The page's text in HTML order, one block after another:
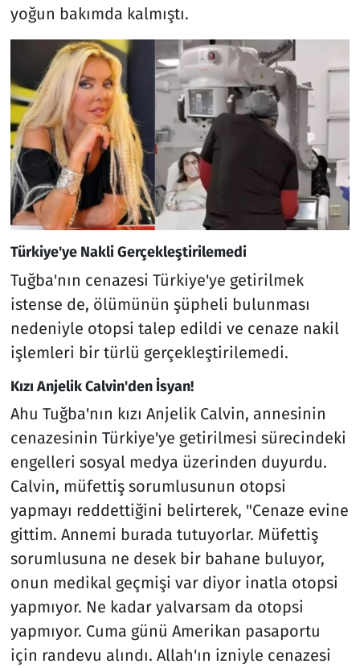
yoğun bakımda kalmıştı.
Türkiye'ye Nakli Gerçekleştirilemedi
Tuğba'nın cenazesi Türkiye'ye getirilmek
istense de, ölümünün şüpheli bulunması
nedeniyle otopsi talep edildi ve cenaze nakil
işlemleri bir türlü gerçekleştirilemedi.
Kızı Anjelik Calvin'den İsyan!
Ahu Tuğba'nın kızı Anjelik Calvin, annesinin
cenazesinin Türkiye'ye getirilmesi sürecindeki
engelleri sosyal medya üzerinden duyurdu.
Calvin, müfettiş sorumlusunun otopsi
yapmayı reddettiğini belirterek, "Cenaze evine
gittim. Annemi burada tutuyorlar. Müfettiş
sorumlusuna ne desek bir bahane buluyor,
onun medikal geçmişi var diyor inatla otopsi
yapmıyor. Ne kadar yalvarsam da otopsi
yapmıyor. Cuma günü Amerikan pasaportu
için randevu alındı. Allah'ın izniyle cenazesi